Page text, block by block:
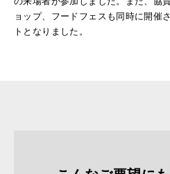
ョップ、フードフェスも同時に開催
トとなりました。